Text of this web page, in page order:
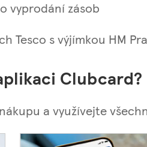
vyprodání zásob
s výjímkou HM
Clubcard?
a využívejte